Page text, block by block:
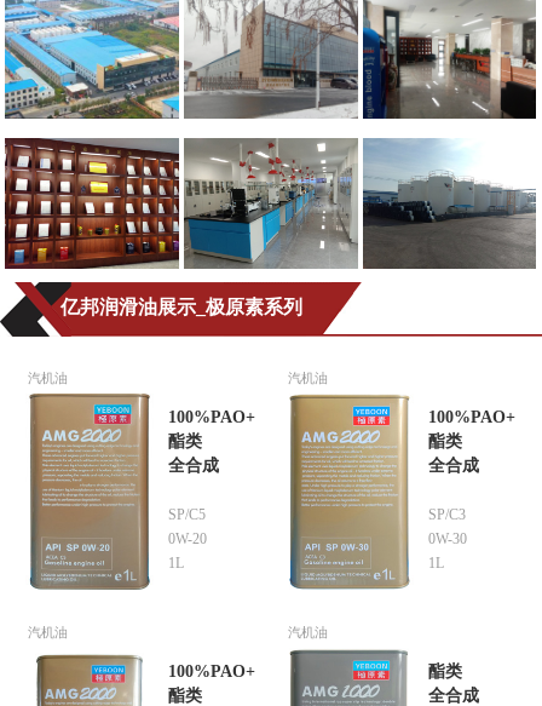
亿邦润滑油展示_极原素系列
汽机油
100%PAO+
酯类
全合成
SP/C5
0W-20
1L
汽机油
100%PAO+
酯类
全合成
SP/C3
0W-30
1L
汽机油
100%PAO+
酯类
汽机油
酯类
全合成